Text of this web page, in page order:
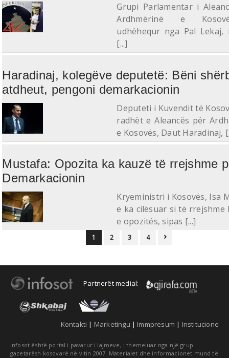
Grupi Parlamentar i
Ardhmërinë e
udhëhequr nga Pal Lekaj,
[...]
Haradinaj, kolegëve deputetë: Bëni
atdheut, pengoni demarkacionin
Deputeti i Kuvendit të
radhët e Aleancës për
e Kosovës, Daut Haradinaj,
Mustafa: Opozita ka kauzë të rrejshme
Demarkacionin
Kryeministri i Kosovës, Isa
e ka cilësuar si të rrejshme
e opozitës, sipas [...]
1 2 3 4 
Partnerët medial:
Kontakti | Marketingu | Immpresum | Institucione
Infosot është portal i pavarur i lajmeve, i themeluar nga një grup
gazetarësh kosovarë në vitin 2007. Materialet dhe informacionet mund të